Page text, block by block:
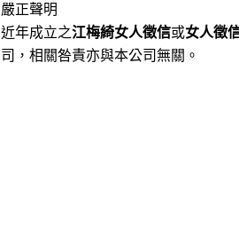
嚴正聲明
近年成立之江梅綺女人徵信或女人徵
司，相關咎責亦與本公司無關。